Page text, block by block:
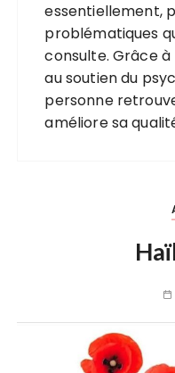
essentiellement,
problématiques
consulte. Grâce
au soutien du
personne
améliore sa